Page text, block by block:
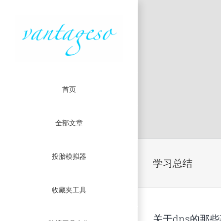
首页
全部文章
投胎模拟器
收藏夹工具
学习总结